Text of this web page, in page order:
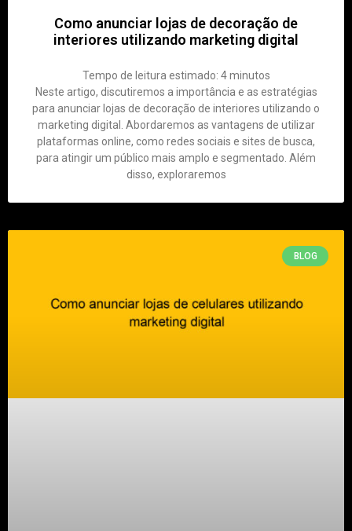
Como anunciar lojas de decoração de
interiores utilizando marketing digital
Tempo de leitura estimado: 4 minutos
Neste artigo, discutiremos a importância e as estratégias
para anunciar lojas de decoração de interiores utilizando o
marketing digital. Abordaremos as vantagens de utilizar
plataformas online, como redes sociais e sites de busca,
para atingir um público mais amplo e segmentado. Além
disso, exploraremos
BLOG